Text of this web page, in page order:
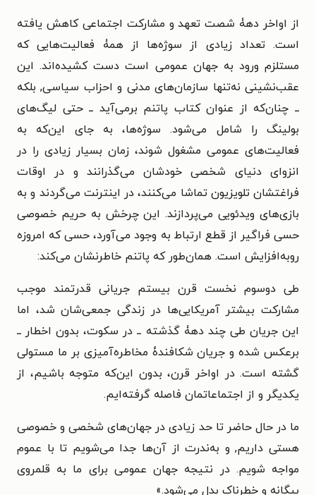
از اواخر دهۀ شصت تعهد و مشارکت اجتماعی کاهش یافته
است. تعداد زیادی از سوژه‌ها از همۀ فعالیت‌هایی که
مستلزم ورود به جهان عمومی است دست کشیده‌اند. این
عقب‌نشینی نه‌تنها سازمان‌های مدنی و احزاب سیاسی, بلکه
ــ چنان‌که از عنوان کتاب پاتنم برمی‌آید ــ حتی لیگ‌های
بولینگ را شامل می‌شود. سوژه‌ها، به جای این‌که به
فعالیت‌های عمومی مشغول شوند، زمان بسیار زیادی را در
انزوای دنیای شخصی خودشان می‌گذرانند و در اوقات
فراغتشان تلویزیون تماشا می‌کنند، در اینترنت می‌گردند و به
بازی‌های ویدئویی می‌پردازند. این چرخش به حریم خصوصی
حسی فراگیر از قطع ارتباط به وجود می‌آورد، حسی که امروزه
روبه‌افزایش است. همان‌طور که پاتنم خاطرنشان می‌کند:
طی دوسوم نخست قرن بیستم جریانی قدرتمند موجب
مشارکت بیشتر آمریکایی‌ها در زندگی جمعی‌شان شد، اما
این جریان طی چند دهۀ گذشته ــ در سکوت، بدون اخطار ــ
برعکس شده و جریان شکافندۀ مخاطره‌آمیزی بر ما مستولی
گشته است. در اواخر قرن، بدون این‌که متوجه باشیم، از
یکدیگر و از اجتماعاتمان فاصله گرفته‌ایم.
ما در حال حاضر تا حد زیادی در جهان‌های شخصی و خصوصی
هستی داریم, و به‌ندرت از آن‌ها جدا می‌شویم تا با عموم
مواجه شویم. در نتیجه جهان عمومی برای ما به قلمروی
بیگانه و خطرناک بدل می‌شود.»